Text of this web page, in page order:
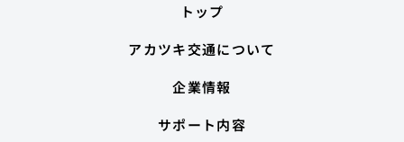
トップ
アカツキ交通について
企業情報
サポート内容